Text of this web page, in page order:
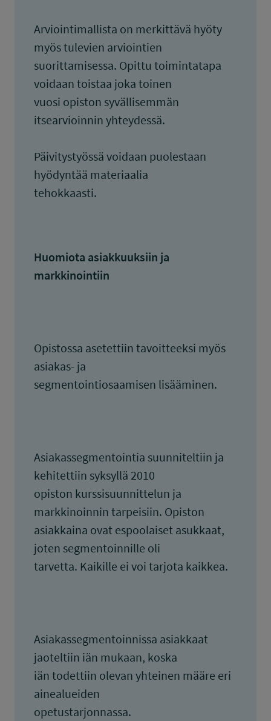
Arviointimallista on merkittävä hyöty
myös tulevien arviointien
suorittamisessa. Opittu toimintatapa
voidaan toistaa joka toinen
vuosi opiston syvällisemmän
itsearvioinnin yhteydessä.
Päivitystyössä voidaan puolestaan
hyödyntää materiaalia
tehokkaasti.
Huomiota asiakkuuksiin ja
markkinointiin
Opistossa asetettiin tavoitteeksi myös
asiakas- ja
segmentointiosaamisen lisääminen.
Asiakassegmentointia suunniteltiin ja
kehitettiin syksyllä 2010
opiston kurssisuunnittelun ja
markkinoinnin tarpeisiin. Opiston
asiakkaina ovat espoolaiset asukkaat,
joten segmentoinnille oli
tarvetta. Kaikille ei voi tarjota kaikkea.
Asiakassegmentoinnissa asiakkaat
jaoteltiin iän mukaan, koska
iän todettiin olevan yhteinen määre eri
ainealueiden
opetustarjonnassa.